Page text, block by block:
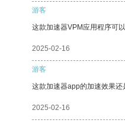
游客
这款加速器VPM应用程序可
2025-02-16
游客
这款加速器app的加速效果还
2025-02-16